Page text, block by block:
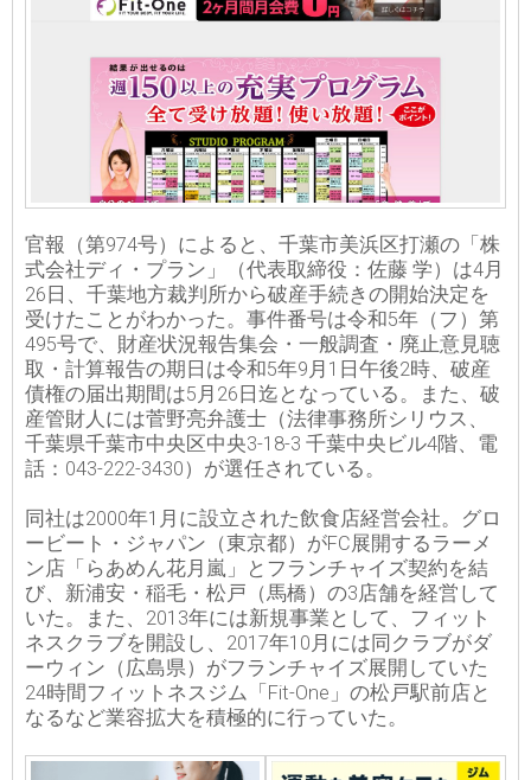
官報（第974号）によると、千葉市美浜区打瀬の「株
式会社ディ・プラン」（代表取締役：佐藤 学）は4月
26日、千葉地方裁判所から破産手続きの開始決定を
受けたことがわかった。事件番号は令和5年（フ）第
495号で、財産状況報告集会・一般調査・廃止意見聴
取・計算報告の期日は令和5年9月1日午後2時、破産
債権の届出期間は5月26日迄となっている。また、破
産管財人には菅野亮弁護士（法律事務所シリウス、
千葉県千葉市中央区中央3-18-3 千葉中央ビル4階、電
話：043-222-3430）が選任されている。
同社は2000年1月に設立された飲食店経営会社。グロ
ービート・ジャパン（東京都）がFC展開するラーメ
ン店「らあめん花月嵐」とフランチャイズ契約を結
び、新浦安・稲毛・松戸（馬橋）の3店舗を経営して
いた。また、2013年には新規事業として、フィット
ネスクラブを開設し、2017年10月には同クラブがダ
ーウィン（広島県）がフランチャイズ展開していた
24時間フィットネスジム「Fit-One」の松戸駅前店と
なるなど業容拡大を積極的に行っていた。